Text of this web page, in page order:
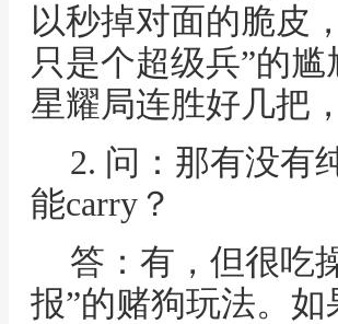
以秒掉对面的脆皮
只是个超级兵”的
星耀局连胜好几把
2. 问：那有没有
能carry？
答：有，但很吃
报”的赌狗玩法。